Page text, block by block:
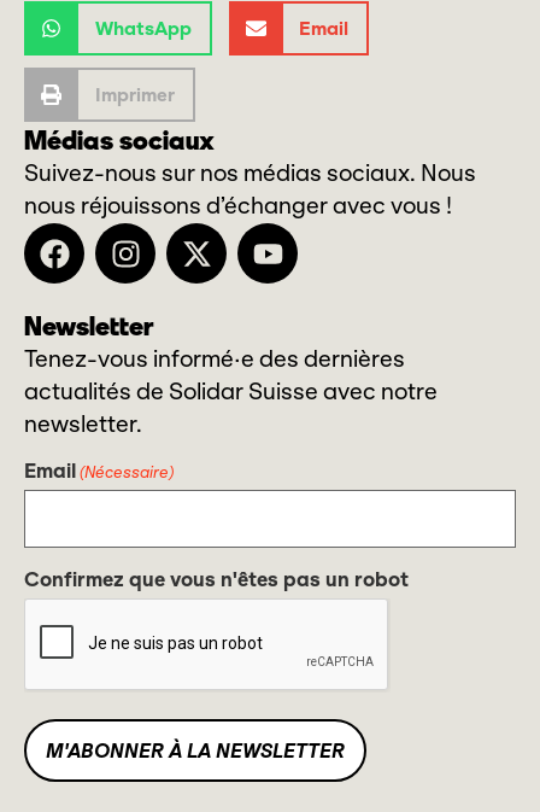
WhatsApp Email
Imprimer
Médias sociaux
Suivez-nous sur nos médias sociaux. Nous
nous réjouissons d’échanger avec vous !
Newsletter
Tenez-vous informé·e des dernières
actualités de Solidar Suisse avec notre
newsletter.
Email(Nécessaire)
Confirmez que vous n'êtes pas un robot